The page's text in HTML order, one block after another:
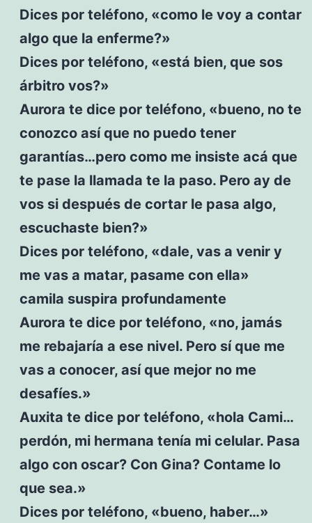
Dices por teléfono, «como le voy a contar
algo que la enferme?»
Dices por teléfono, «está bien, que sos
árbitro vos?»
Aurora te dice por teléfono, «bueno, no te
conozco así que no puedo tener
garantías…pero como me insiste acá que
te pase la llamada te la paso. Pero ay de
vos si después de cortar le pasa algo,
escuchaste bien?»
Dices por teléfono, «dale, vas a venir y
me vas a matar, pasame con ella»
camila suspira profundamente
Aurora te dice por teléfono, «no, jamás
me rebajaría a ese nivel. Pero sí que me
vas a conocer, así que mejor no me
desafíes.»
Auxita te dice por teléfono, «hola Cami…
perdón, mi hermana tenía mi celular. Pasa
algo con oscar? Con Gina? Contame lo
que sea.»
Dices por teléfono, «bueno, haber…»